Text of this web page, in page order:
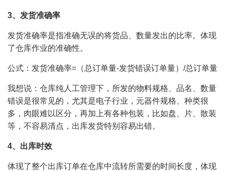
3、发货准确率
发货准确率是指准确无误的将货品、数量发出的比率。体现
了仓库作业的准确性。
公式：发货准确率=（总订单量-发货错误订单量）/总订单量
我想说：仓库纯人工管理下，所发的物料规格、品名、数量
错误是很常见的，尤其是电子行业，元器件规格、种类很
多，肉眼难以区分，再加上有各种包装，比如盘、片、散装
等，不容易清点，出库发货特别容易出错。
4、出库时效
体现了整个出库订单在仓库中流转所需要的时间长度，体现